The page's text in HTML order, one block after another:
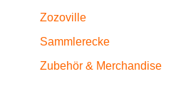
Menge
Zozoville
Sammlerecke
Zubehör & Merchandise